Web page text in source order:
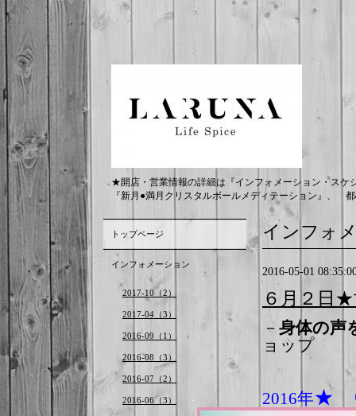
★開店・営業情報の詳細は『インフォメーション・ス
『新月●満月クリスタルボールメディテーション』、
インフォ
2016-05-01
６月２日
－ 身体の声
ョップ
2016年★
トップページ
インフォメーション
2017-10（2）
2017-04（3）
2016-09（1）
2016-08（3）
2016-07（2）
2016-06（3）